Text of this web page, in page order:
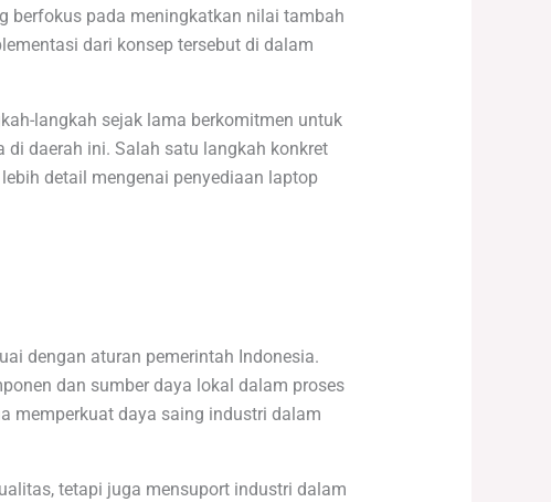
berfokus pada meningkatkan nilai tambah
dari konsep tersebut di dalam
langkah sejak lama berkomitmen untuk
daerah ini. Salah satu langkah konkret
detail mengenai penyediaan laptop
dengan aturan pemerintah Indonesia.
dan sumber daya lokal dalam proses
memperkuat daya saing industri dalam
tetapi juga mensuport industri dalam